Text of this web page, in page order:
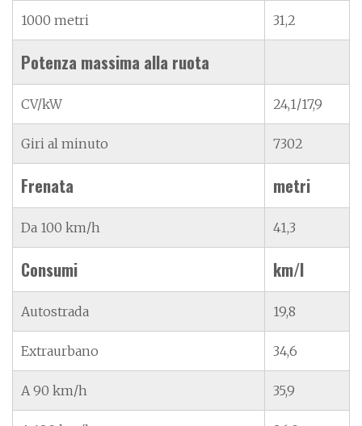
1000 metri 31,2
Potenza massima alla ruota
CV/kW 24,1/17,9
Giri al minuto 7302
Frenata metri
Da 100 km/h 41,3
Consumi km/l
Autostrada 19,8
Extraurbano 34,6
A 90 km/h 35,9